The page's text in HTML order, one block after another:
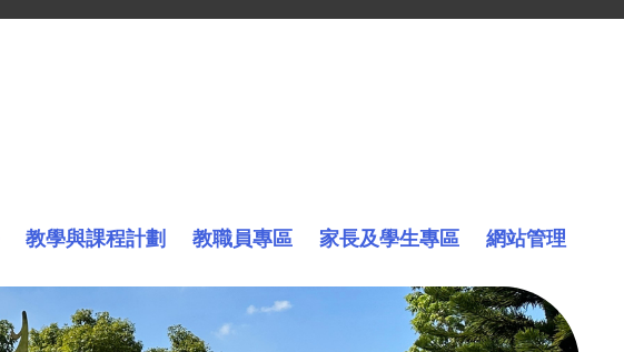
教學與課程計劃 教職員專區 家長及學生專區 網站管理